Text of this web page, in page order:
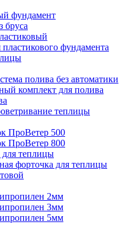
фундамент
бруса
фундамента
полива без автоматики
комплект для полива
теплицы
ПроВетер 500
ПроВетер 800
теплицы
форточка для теплицы
2мм
3мм
5мм